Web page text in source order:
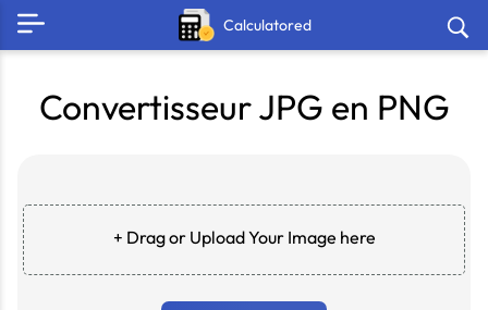
Calculatored
Convertisseur JPG en PNG
+ Drag or Upload Your Image here